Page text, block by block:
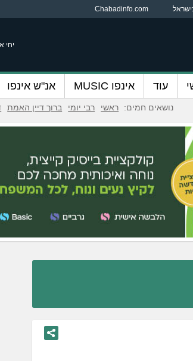
Chabadinfo.com
יחי
עוד אינפו MUSIC אנ"ש אינפו
נושאים חמים: ראשי רבי יומי ברוך דיין האמת